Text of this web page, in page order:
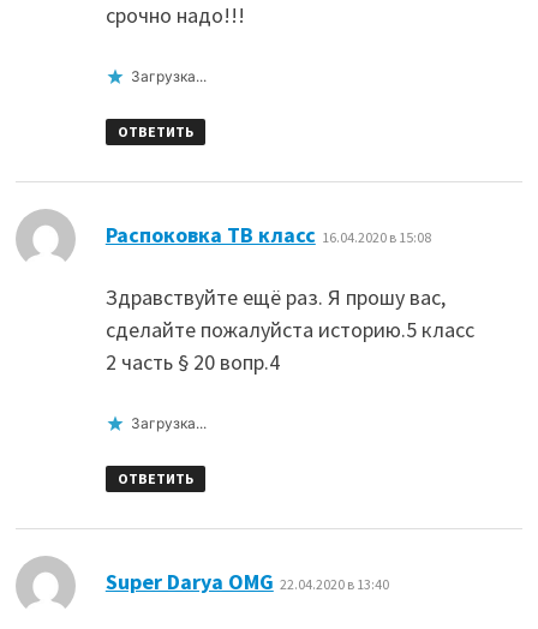
срочно надо!!!
Загрузка...
ОТВЕТИТЬ
Распоковка ТВ класс 16.04.2020 в 15:08
Здравствуйте ещё раз. Я прошу вас,
сделайте пожалуйста историю.5 класс
2 часть § 20 вопр.4
Загрузка...
ОТВЕТИТЬ
Super Darya OMG 22.04.2020 в 13:40